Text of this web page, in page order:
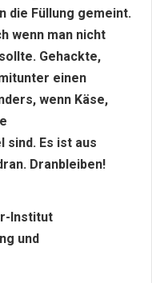
die Füllung gemeint.
wenn man nicht
Gehackte,
einen
wenn Käse,
sind. Es ist aus
Dranbleiben!
Institut
und